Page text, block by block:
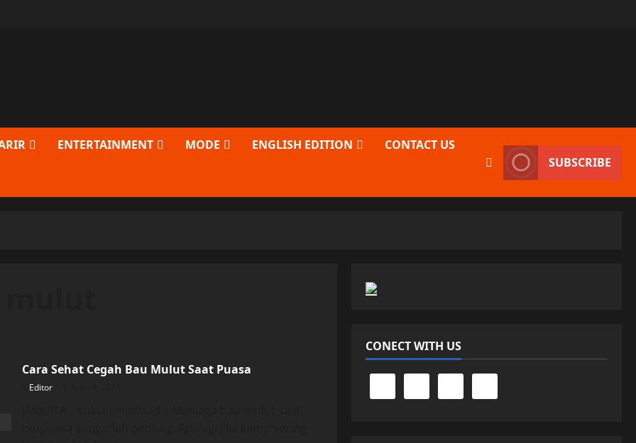
ENTERTAINMENT MODE ENGLISH EDITION CONTACT US
SUBSCRIBE
Cara Sehat Cegah Bau Mulut Saat Puasa
Editor
CONECT WITH US